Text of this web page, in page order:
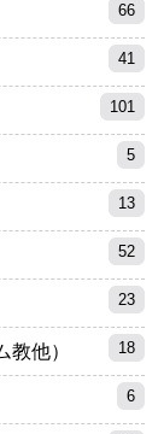
66
41
101
5
13
52
23
他） 18
6